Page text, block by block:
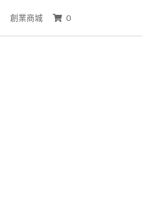
創業商城 0